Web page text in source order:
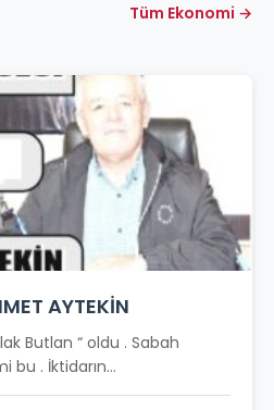
Tüm Ekonomi →
AYTEKİN
Butlan “ oldu . Sabah
bu . İktidarın...